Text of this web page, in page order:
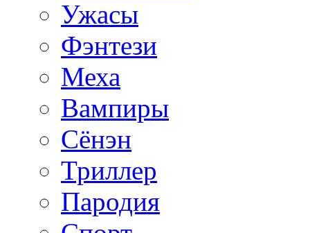
Ужасы
Фэнтези
Меха
Вампиры
Сёнэн
Триллер
Пародия